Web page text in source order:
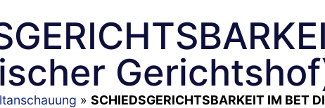
» SCHIEDSGERICHTSBARKEIT IM BET